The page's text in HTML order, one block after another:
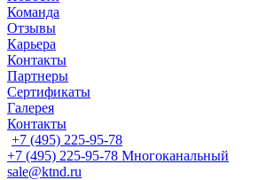
Команда
Отзывы
Карьера
Контакты
Партнеры
Сертификаты
Галерея
Контакты
+7 (495) 225-95-78
+7 (495) 225-95-78 Многоканальный
sale@ktnd.ru